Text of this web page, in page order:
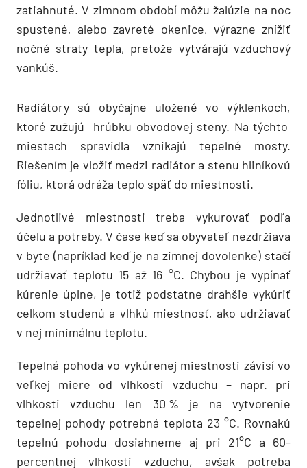
zatiahnuté. V zimnom období môžu žalúzie na noc
spustené, alebo zavreté okenice, výrazne znížiť
nočné straty tepla, pretože vytvárajú vzduchový
vankúš.
Radiátory sú obyčajne uložené vo výklenkoch,
ktoré zužujú hrúbku obvodovej steny. Na týchto
miestach spravidla vznikajú tepelné mosty.
Riešením je vložiť medzi radiátor a stenu hliníkovú
fóliu, ktorá odráža teplo späť do miestnosti.
Jednotlivé miestnosti treba vykurovať podľa
účelu a potreby. V čase keď sa obyvateľ nezdržiava
v byte (napríklad keď je na zimnej dovolenke) stačí
udržiavať teplotu 15 až 16 °C. Chybou je vypínať
kúrenie úplne, je totiž podstatne drahšie vykúriť
celkom studenú a vlhkú miestnosť, ako udržiavať
v nej minimálnu teplotu.
Tepelná pohoda vo vykúrenej miestnosti závisí vo
veľkej miere od vlhkosti vzduchu – napr. pri
vlhkosti vzduchu len 30 % je na vytvorenie
tepelnej pohody potrebná teplota 23 °C. Rovnakú
tepelnú pohodu dosiahneme aj pri 21°C a 60-
percentnej vlhkosti vzduchu, avšak potreba